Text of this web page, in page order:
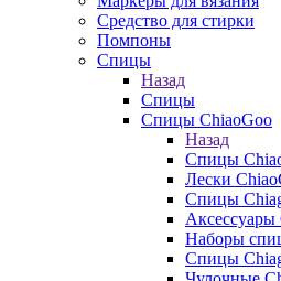
Средство для стирки
Помпоны
Спицы
Назад
Спицы
Спицы ChiaoGoo
Назад
Спицы
Лески
Cпицы
Аксессуары
Наборы
Спицы